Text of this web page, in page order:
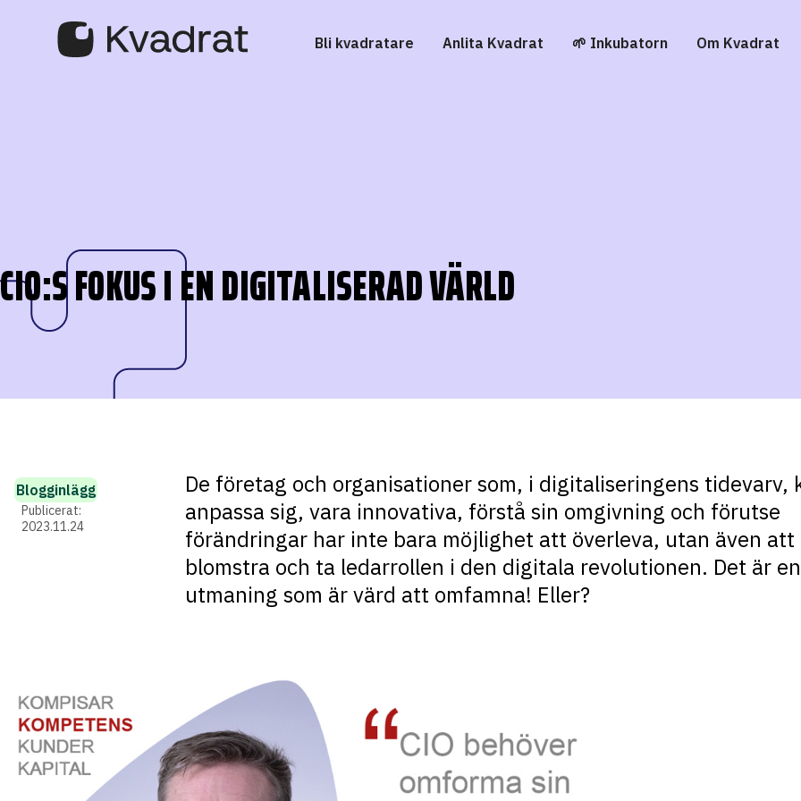
Bli kvadratare Anlita Kvadrat 🌱 Inkubatorn Om Kvadrat
CIO:S FOKUS I EN DIGITALISERAD VÄRLD
Blogginlägg
Publicerat:
2023.11.24
De företag och organisationer som, i digitaliseringens tidevarv,
anpassa sig, vara innovativa, förstå sin omgivning och förutse
förändringar har inte bara möjlighet att överleva, utan även att
blomstra och ta ledarrollen i den digitala revolutionen. Det är en
utmaning som är värd att omfamna! Eller?